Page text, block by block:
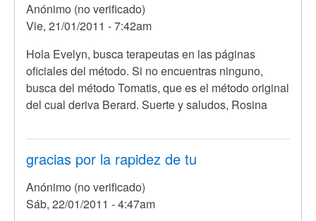
Anónimo (no verificado)
Vie, 21/01/2011 - 7:42am
En
respuesta
a
hola
evelyn
de
buenos
por
Anónimo
Hola Evelyn, busca terapeutas en las páginas
oficiales del método. Si no encuentras ninguno,
busca del método Tomatis, que es el método original
del cual deriva Berard. Suerte y saludos, Rosina
gracias por la rapidez de tu
Anónimo (no verificado)
Sáb, 22/01/2011 - 4:47am